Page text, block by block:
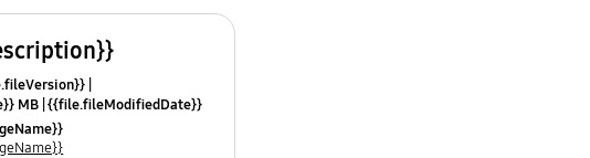
MB {{file.fileModifiedDate}}